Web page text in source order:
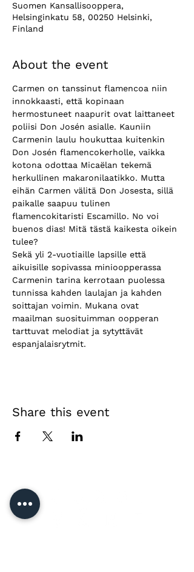
Suomen Kansallisooppera,
Helsinginkatu 58, 00250 Helsinki,
Finland
About the event
Carmen on tanssinut flamencoa niin
innokkaasti, että kopinaan
hermostuneet naapurit ovat laittaneet
poliisi Don Josén asialle. Kauniin
Carmenin laulu houkuttaa kuitenkin
Don Josén flamencokerholle, vaikka
kotona odottaa Micaëlan tekemä
herkullinen makaronilaatikko. Mutta
eihän Carmen välitä Don Josesta, sillä
paikalle saapuu tulinen
flamencokitaristi Escamillo. No voi
buenos dias! Mitä tästä kaikesta oikein
tulee?
Sekä yli 2-vuotiaille lapsille että
aikuisille sopivassa minioopperassa
Carmenin tarina kerrotaan puolessa
tunnissa kahden laulajan ja kahden
soittajan voimin. Mukana ovat
maailman suosituimman oopperan
tarttuvat melodiat ja sytyttävät
espanjalaisrytmit.
Share this event